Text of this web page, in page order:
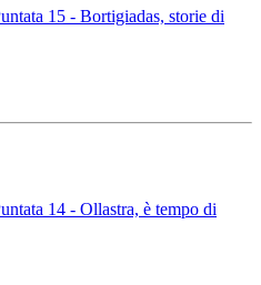
15 - Bortigiadas, storie di
14 - Ollastra, è tempo di